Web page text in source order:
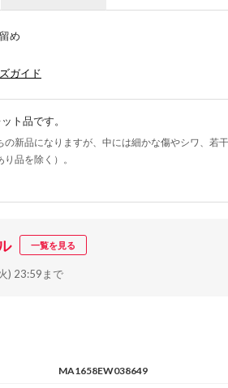
め
ガイド
ト品です。
の新品になりますが、中には細かな傷やシワ、若
品を除く）。
一覧を見る
) 23:59まで
MA1658EW038649